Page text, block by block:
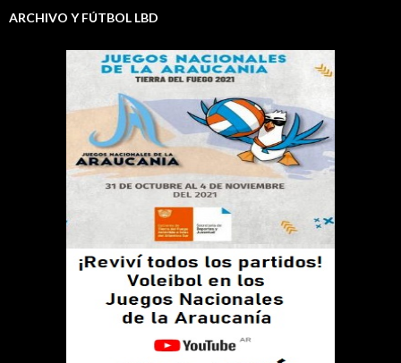
ARCHIVO Y FÚTBOL LBD